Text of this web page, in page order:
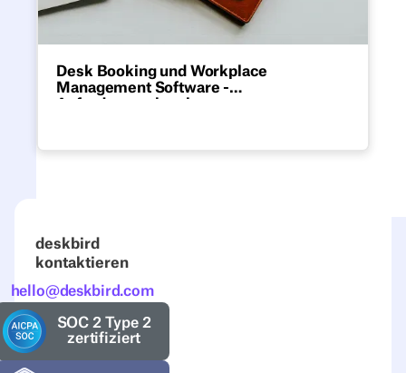
Desk Booking und Workplace
Management Software -
Funktionen, die eine Desk Booking &
deskbird
kontaktieren
hello@deskbird.com
SOC 2 Type 2
zertifiziert